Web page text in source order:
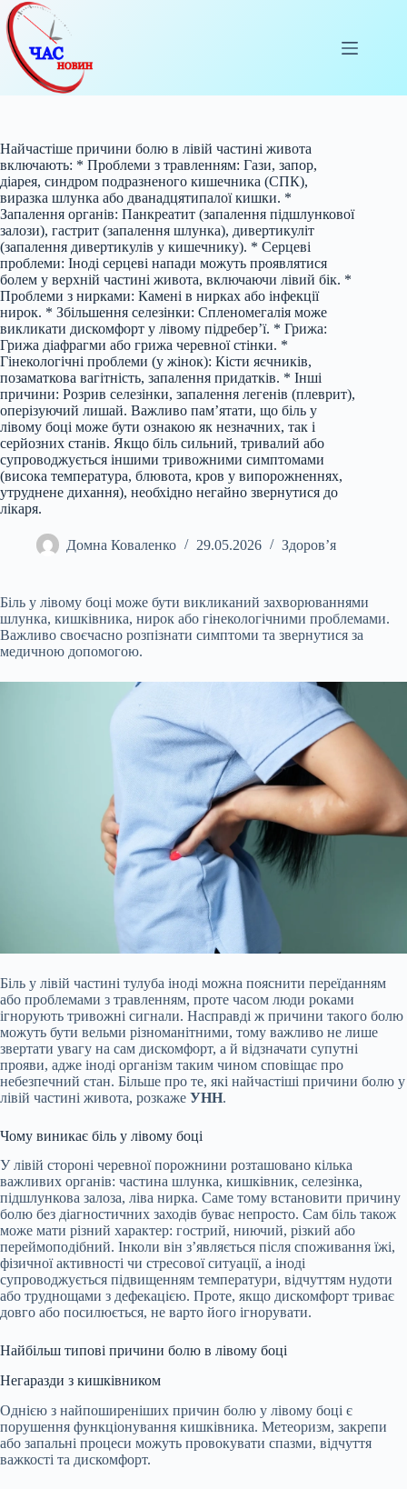
Перейти
до
вмісту
Найчастіше причини болю в лівій частині живота
включають: * Проблеми з травленням: Гази, запор,
діарея, синдром подразненого кишечника (СПК),
виразка шлунка або дванадцятипалої кишки. *
Запалення органів: Панкреатит (запалення підшлункової
залози), гастрит (запалення шлунка), дивертикуліт
(запалення дивертикулів у кишечнику). * Серцеві
проблеми: Іноді серцеві напади можуть проявлятися
болем у верхній частині живота, включаючи лівий бік. *
Проблеми з нирками: Камені в нирках або інфекції
нирок. * Збільшення селезінки: Спленомегалія може
викликати дискомфорт у лівому підребер’ї. * Грижа:
Грижа діафрагми або грижа черевної стінки. *
Гінекологічні проблеми (у жінок): Кісти яєчників,
позаматкова вагітність, запалення придатків. * Інші
причини: Розрив селезінки, запалення легенів (плеврит),
оперізуючий лишай. Важливо пам’ятати, що біль у
лівому боці може бути ознакою як незначних, так і
серйозних станів. Якщо біль сильний, тривалий або
супроводжується іншими тривожними симптомами
(висока температура, блювота, кров у випорожненнях,
утруднене дихання), необхідно негайно звернутися до
лікаря.
Домна Коваленко 29.05.2026 Здоров’я
Біль у лівому боці може бути викликаний захворюваннями
шлунка, кишківника, нирок або гінекологічними проблемами.
Важливо своєчасно розпізнати симптоми та звернутися за
медичною допомогою.
Біль у лівій частині тулуба іноді можна пояснити переїданням
або проблемами з травленням, проте часом люди роками
ігнорують тривожні сигнали. Насправді ж причини такого болю
можуть бути вельми різноманітними, тому важливо не лише
звертати увагу на сам дискомфорт, а й відзначати супутні
прояви, адже іноді організм таким чином сповіщає про
небезпечний стан. Більше про те, які найчастіші причини болю у
лівій частині живота, розкаже УНН.
Чому виникає біль у лівому боці
У лівій стороні черевної порожнини розташовано кілька
важливих органів: частина шлунка, кишківник, селезінка,
підшлункова залоза, ліва нирка. Саме тому встановити причину
болю без діагностичних заходів буває непросто. Сам біль також
може мати різний характер: гострий, ниючий, різкий або
переймоподібний. Інколи він з’являється після споживання їжі,
фізичної активності чи стресової ситуації, а іноді
супроводжується підвищенням температури, відчуттям нудоти
або труднощами з дефекацією. Проте, якщо дискомфорт триває
довго або посилюється, не варто його ігнорувати.
Найбільш типові причини болю в лівому боці
Негаразди з кишківником
Однією з найпоширеніших причин болю у лівому боці є
порушення функціонування кишківника. Метеоризм, закрепи
або запальні процеси можуть провокувати спазми, відчуття
важкості та дискомфорт.